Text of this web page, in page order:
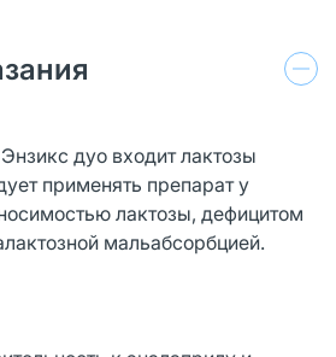
дуо входит лактозы
применять препарат у
лактозы, дефицитом
мальабсорбцией.